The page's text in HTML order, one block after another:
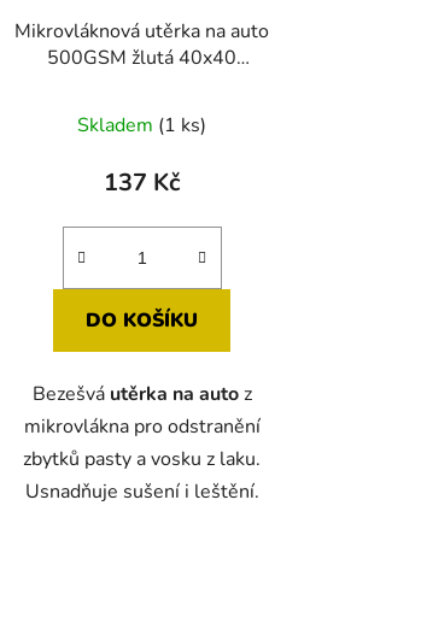
Mikrovláknová utěrka na auto
500GSM žlutá 40x40
Skladem (1 ks)
137 Kč
DO KOŠÍKU
Bezešvá utěrka na autoz
mikrovlákna pro odstranění
zbytků pasty a vosku z laku.
Usnadňuje sušení i leštění.